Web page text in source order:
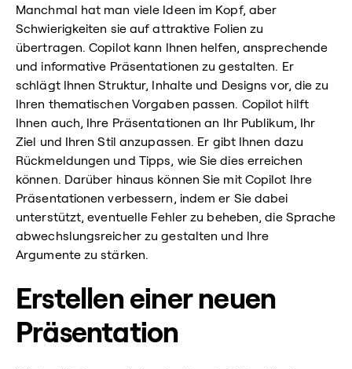
Manchmal hat man viele Ideen im Kopf, aber
Schwierigkeiten sie auf attraktive Folien zu
übertragen. Copilot kann Ihnen helfen, ansprechende
und informative Präsentationen zu gestalten. Er
schlägt Ihnen Struktur, Inhalte und Designs vor, die zu
Ihren thematischen Vorgaben passen. Copilot hilft
Ihnen auch, Ihre Präsentationen an Ihr Publikum, Ihr
Ziel und Ihren Stil anzupassen. Er gibt Ihnen dazu
Rückmeldungen und Tipps, wie Sie dies erreichen
können. Darüber hinaus können Sie mit Copilot Ihre
Präsentationen verbessern, indem er Sie dabei
unterstützt, eventuelle Fehler zu beheben, die Sprache
abwechslungsreicher zu gestalten und Ihre
Argumente zu stärken.
Erstellen einer neuen
Präsentation